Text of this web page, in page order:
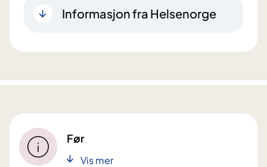
Informasjon fra Helsenorge
Før
Vis mer